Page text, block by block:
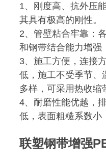
1、刚度高、抗外压
其具有极高的刚性。
2、管壁粘合牢靠：
和钢带结合能力增强
3、施工方便，连接
低，施工不受季节、
多样，可采用热收缩
4、耐磨性能优越，
低，表面粗糙系数小
联塑钢带增强